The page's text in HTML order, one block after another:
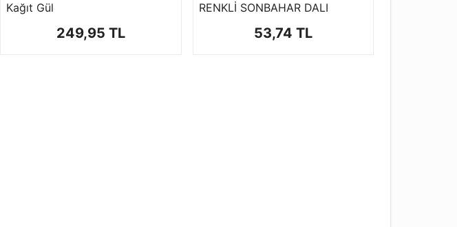
Kağıt Gül
249,95 TL
RENKLİ SONBAHAR DALI
53,74 TL